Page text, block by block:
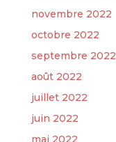
novembre 2022
octobre 2022
septembre 2022
août 2022
juillet 2022
juin 2022
mai 2022